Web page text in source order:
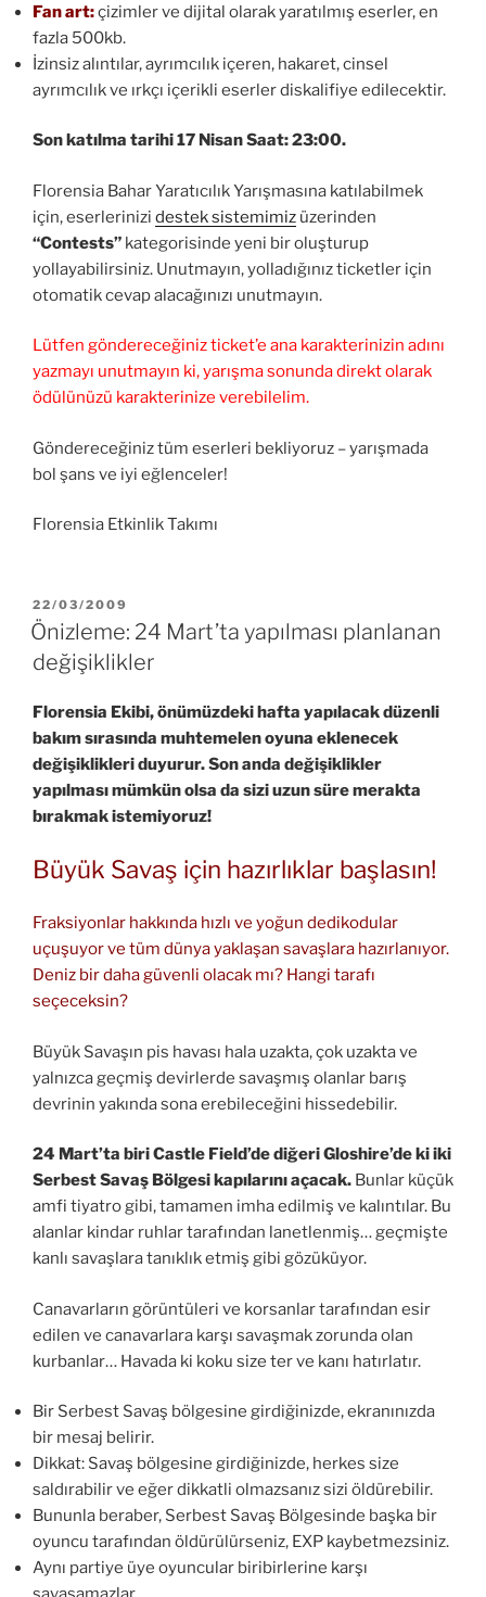
Fan art:çizimler ve dijital olarak yaratılmış eserler, en
fazla 500kb.
İzinsiz alıntılar, ayrımcılık içeren, hakaret, cinsel
ayrımcılık ve ırkçı içerikli eserler diskalifiye edilecektir.
Son katılma tarihi 17 Nisan Saat: 23:00.
Florensia Bahar Yaratıcılık Yarışmasına katılabilmek
için, eserlerinizi destek sistemimiz üzerinden
“Contests” kategorisinde yeni bir oluşturup
yollayabilirsiniz. Unutmayın, yolladığınız ticketler için
otomatik cevap alacağınızı unutmayın.
Lütfen göndereceğiniz ticket’e ana karakterinizin adını
yazmayı unutmayın ki, yarışma sonunda direkt olarak
ödülünüzü karakterinize verebilelim.
Göndereceğiniz tüm eserleri bekliyoruz – yarışmada
bol şans ve iyi eğlenceler!
Florensia Etkinlik Takımı
YAYIM
TARIHI
22/03/2009
Önizleme: 24 Mart’ta yapılması planlanan
değişiklikler
Florensia Ekibi, önümüzdeki hafta yapılacak düzenli
bakım sırasında muhtemelen oyuna eklenecek
değişiklikleri duyurur. Son anda değişiklikler
yapılması mümkün olsa da sizi uzun süre merakta
bırakmak istemiyoruz!
Büyük Savaş için hazırlıklar başlasın!
Fraksiyonlar hakkında hızlı ve yoğun dedikodular
uçuşuyor ve tüm dünya yaklaşan savaşlara hazırlanıyor.
Deniz bir daha güvenli olacak mı? Hangi tarafı
seçeceksin?
Büyük Savaşın pis havası hala uzakta, çok uzakta ve
yalnızca geçmiş devirlerde savaşmış olanlar barış
devrinin yakında sona erebileceğini hissedebilir.
24 Mart’ta biri Castle Field’de diğeri Gloshire’de ki iki
Serbest Savaş Bölgesi kapılarını açacak. Bunlar küçük
amfi tiyatro gibi, tamamen imha edilmiş ve kalıntılar. Bu
alanlar kindar ruhlar tarafından lanetlenmiş… geçmişte
kanlı savaşlara tanıklık etmiş gibi gözüküyor.
Canavarların görüntüleri ve korsanlar tarafından esir
edilen ve canavarlara karşı savaşmak zorunda olan
kurbanlar… Havada ki koku size ter ve kanı hatırlatır.
Bir Serbest Savaş bölgesine girdiğinizde, ekranınızda
bir mesaj belirir.
Dikkat: Savaş bölgesine girdiğinizde, herkes size
saldırabilir ve eğer dikkatli olmazsanız sizi öldürebilir.
Bununla beraber, Serbest Savaş Bölgesinde başka bir
oyuncu tarafından öldürülürseniz, EXP kaybetmezsiniz.
Aynı partiye üye oyuncular biribirlerine karşı